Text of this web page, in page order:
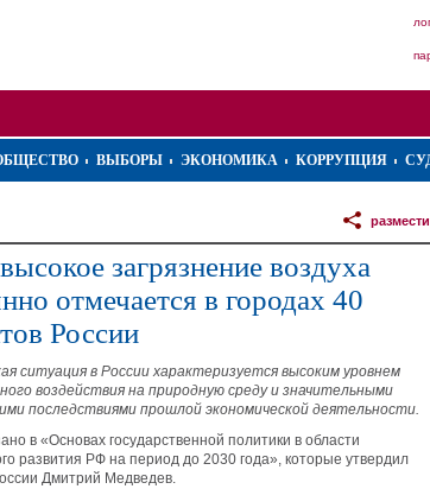
ВЫБОРЫ ЭКОНОМИКА КОРРУПЦИЯ
загрязнение воздуха
отмечается в городах 40
России
ситуация в России характеризуется высоким уровнем
воздействия на природную среду и значительными
последствиями прошлой экономической деятельности.
в «Основах государственной политики в области
развития РФ на период до 2030 года», которые утвердил
Дмитрий Медведев.